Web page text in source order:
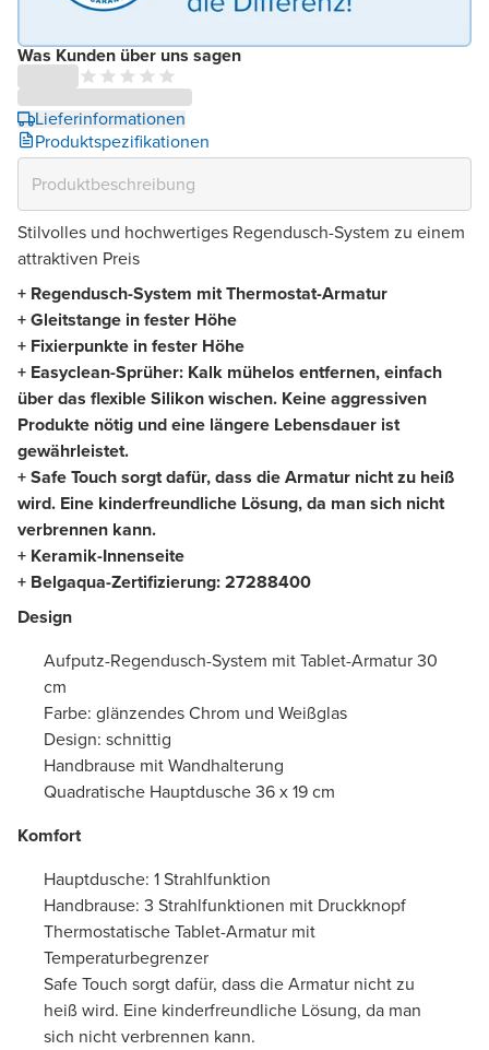
Was Kunden über uns sagen
Lieferinformationen
Produktspezifikationen
Stilvolles und hochwertiges Regendusch-System zu einem
attraktiven Preis
+ Regendusch-System mit Thermostat-Armatur
+ Gleitstange in fester Höhe
+ Fixierpunkte in fester Höhe
+ Easyclean-Sprüher: Kalk mühelos entfernen, einfach
über das flexible Silikon wischen. Keine aggressiven
Produkte nötig und eine längere Lebensdauer ist
gewährleistet.
+ Safe Touch sorgt dafür, dass die Armatur nicht zu heiß
wird. Eine kinderfreundliche Lösung, da man sich nicht
verbrennen kann.
+ Keramik-Innenseite
+ Belgaqua-Zertifizierung:27288400
Design
Aufputz-Regendusch-System mit Tablet-Armatur 30
cm
Farbe: glänzendes Chrom und Weißglas
Design: schnittig
Handbrause mit Wandhalterung
Quadratische Hauptdusche 36 x 19 cm
Komfort
Hauptdusche: 1 Strahlfunktion
Handbrause: 3 Strahlfunktionen mit Druckknopf
Thermostatische Tablet-Armatur mit
Temperaturbegrenzer
Safe Touch sorgt dafür, dass die Armatur nicht zu
heiß wird. Eine kinderfreundliche Lösung, da man
sich nicht verbrennen kann.